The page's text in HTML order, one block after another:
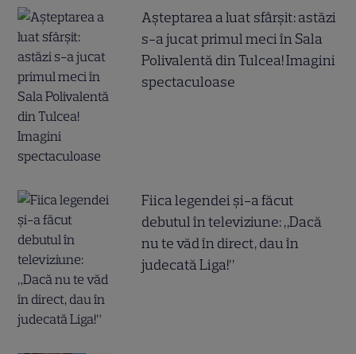
Așteptarea a luat sfârșit: astăzi
s-a jucat primul meci în Sala
Polivalentă din Tulcea! Imagini
spectaculoase
Fiica legendei și-a făcut
debutul în televiziune: „Dacă
nu te văd în direct, dau în
judecată Liga!”